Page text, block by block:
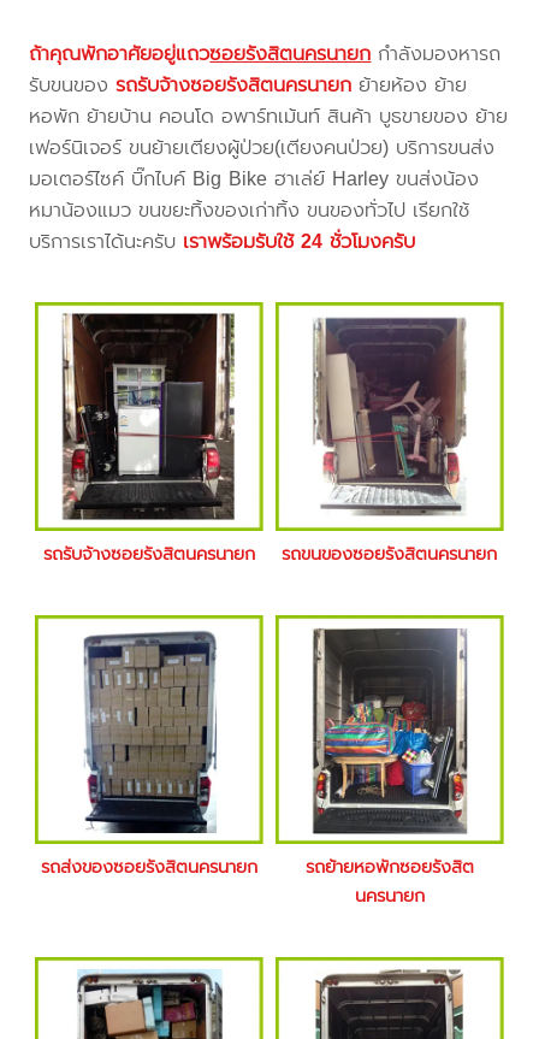
ถ้าคุณพักอาศัยอยู่แถวซอยรังสิตนครนายก กำลังมองหารถ
รับขนของรถรับจ้างซอยรังสิตนครนายก ย้ายห้อง ย้าย
หอพัก ย้ายบ้าน คอนโด อพาร์ทเม้นท์ สินค้า บูธขายของ ย้าย
เฟอร์นิเจอร์ ขนย้ายเตียงผู้ป่วย(เตียงคนป่วย) บริการขนส่ง
มอเตอร์ไซค์ บิ๊กไบค์ Big Bike ฮาเล่ย์ Harley ขนส่งน้อง
หมาน้องแมว ขนขยะทิ้งของเก่าทิ้ง ขนของทั่วไป เรียกใช้
บริการเราได้นะครับ เราพร้อมรับใช้ 24 ชั่วโมงครับ
รถรับจ้างซอยรังสิตนครนายก รถขนของซอยรังสิตนครนายก
รถส่งของซอยรังสิตนครนายก
รถย้ายหอพักซอยรังสิต
นครนายก